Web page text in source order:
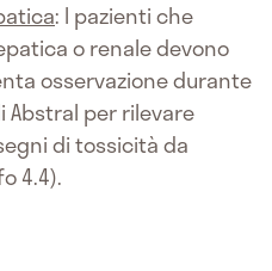
: I pazienti che
o renale devono
osservazione durante
Abstral per rilevare
di tossicità da
4.4).